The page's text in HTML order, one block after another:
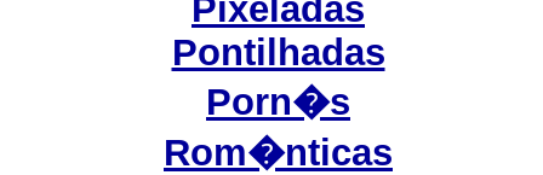
Pixeladas
Pontilhadas
Porn�s
Rom�nticas